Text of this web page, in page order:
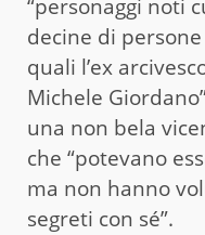
“personaggi noti
decine di
quali l’ex
Michele
una non bela
che “potevano
ma non hanno
segreti con sé”.